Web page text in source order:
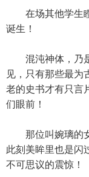
在场其他学生瞪
诞生！
混沌神体，乃是
见，只有那些最为
老的史书才有只言
们眼前！
那位叫婉璃的女
此刻美眸里也是闪
不可思议的震惊！